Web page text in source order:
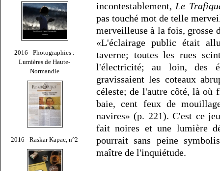
2016 - Photographies :
Lumières de Haute-
Normandie
2016 - Raskar Kapac, n°2
incontestablement, Le
pas touché mot de telle
merveilleuse à la fois, grosse
«L'éclairage public était
taverne; toutes les rues
l'électricité; au loin, des
gravissaient les coteaux
céleste; de l'autre côté, là où
baie, cent feux de
navires» (p. 221). C'est ce
fait noires et une lumière
pourrait sans peine
maître de l'inquiétude.